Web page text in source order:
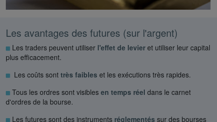
Les avantages des futures (sur l'argent)
Les traders peuvent utiliser l'effet de levier et utiliser leur capital
plus efficacement.
Les coûts sont très faibles et les exécutions très rapides.
Tous les ordres sont visibles en temps réel dans le carnet
d'ordres de la bourse.
Les futures sont des instruments réglementés sur des bourses